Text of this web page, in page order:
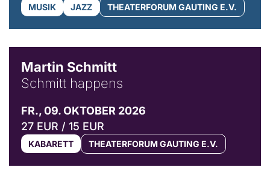
MUSIK JAZZ THEATERFORUM GAUTING E.V.
Martin Schmitt
Schmitt happens
FR., 09. OKTOBER 2026
27 EUR / 15 EUR
KABARETT THEATERFORUM GAUTING E.V.